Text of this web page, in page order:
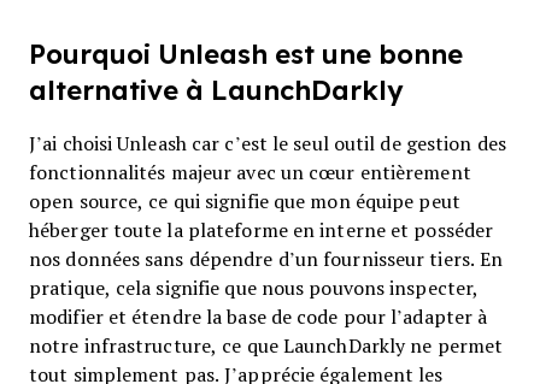
Pourquoi Unleash est une bonne
alternative à LaunchDarkly
J’ai choisi Unleash car c’est le seul outil de gestion des
fonctionnalités majeur avec un cœur entièrement
open source, ce qui signifie que mon équipe peut
héberger toute la plateforme en interne et posséder
nos données sans dépendre d’un fournisseur tiers. En
pratique, cela signifie que nous pouvons inspecter,
modifier et étendre la base de code pour l’adapter à
notre infrastructure, ce que LaunchDarkly ne permet
tout simplement pas. J’apprécie également les